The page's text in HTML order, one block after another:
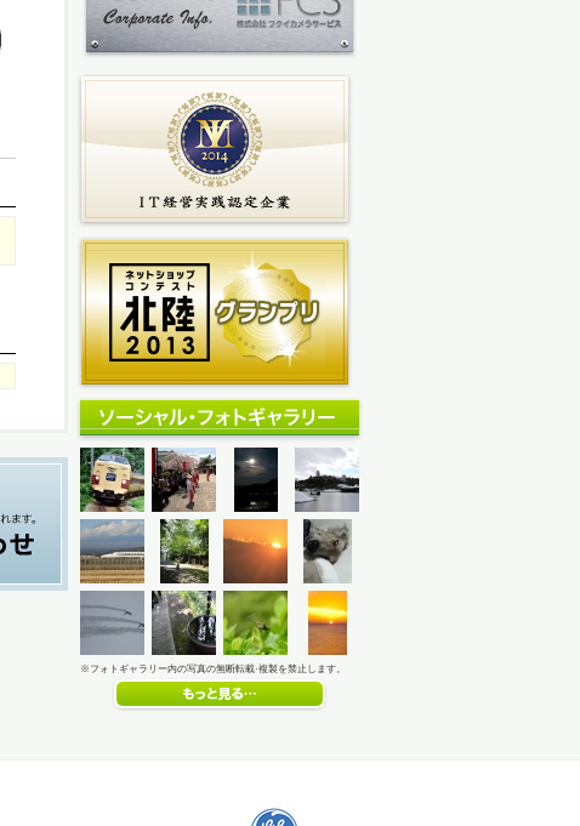
※フォトギャラリー内の写真の無断転載·複製を禁止します。